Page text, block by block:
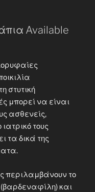
Available
στυτική
μπορεί να είναι
ασθενείς,
τους
τα δικά της
περιλαμβάνουν το
και